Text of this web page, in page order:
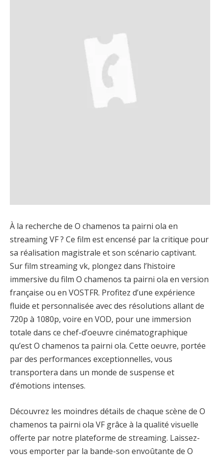
À la recherche de O chamenos ta pairni ola en
streaming VF ? Ce film est encensé par la critique pour
sa réalisation magistrale et son scénario captivant.
Sur film streaming vk, plongez dans l’histoire
immersive du film O chamenos ta pairni ola en version
française ou en VOSTFR. Profitez d’une expérience
fluide et personnalisée avec des résolutions allant de
720p à 1080p, voire en VOD, pour une immersion
totale dans ce chef-d’oeuvre cinématographique
qu’est O chamenos ta pairni ola. Cette oeuvre, portée
par des performances exceptionnelles, vous
transportera dans un monde de suspense et
d’émotions intenses.
Découvrez les moindres détails de chaque scène de O
chamenos ta pairni ola VF grâce à la qualité visuelle
offerte par notre plateforme de streaming. Laissez-
vous emporter par la bande-son envoûtante de O